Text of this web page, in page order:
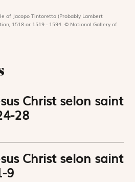
of Jacopo Tintoretto (Probably Lambert
1518 or 1519 - 1594. © National Gallery of
Christ selon saint
28
Christ selon saint
9